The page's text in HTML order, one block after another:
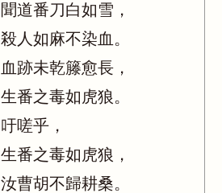
聞道番刀白如雪，
殺人如麻不染血。
血跡未乾籐愈長，
生番之毒如虎狼。
吁嗟乎，
生番之毒如虎狼，
汝曹胡不歸耕桑。